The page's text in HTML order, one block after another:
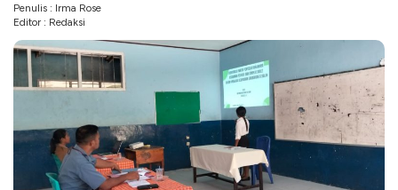
Penulis : Irma Rose
Editor : Redaksi